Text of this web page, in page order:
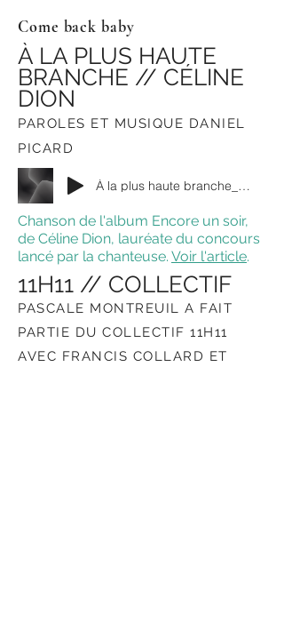
Come back baby
À LA PLUS HAUTE
BRANCHE // CÉLINE
DION
PAROLES ET MUSIQUE DANIEL
PICARD
À la plus haute branche_mp3_320_48k
Chanson de l'album Encore un soir,
de Céline Dion, lauréate du concours
lancé par la chanteuse. Voir l'article.
11H11 // COLLECTIF
PASCALE MONTREUIL A FAIT
PARTIE DU COLLECTIF 11H11
AVEC FRANCIS COLLARD ET